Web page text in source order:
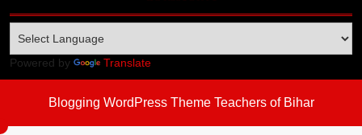
Powered by Translate
Blogging WordPress ThemeTeachers of Bihar